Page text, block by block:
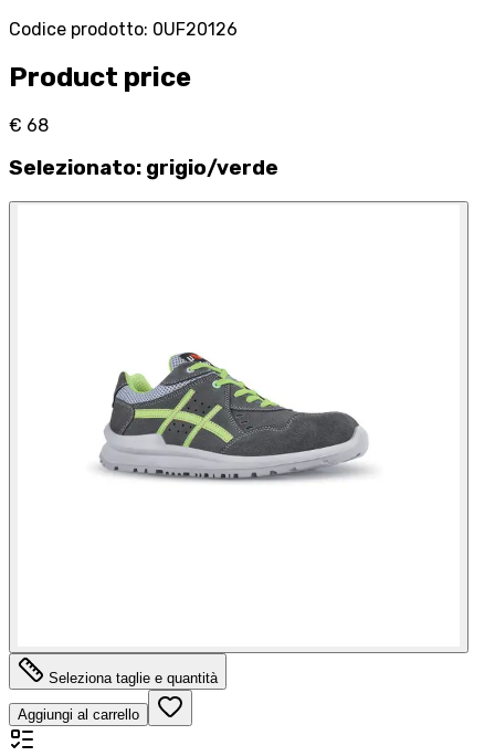
Codice prodotto: 0UF20126
Product price
€ 68
Selezionato: grigio/verde
Seleziona taglie e quantità
Aggiungi al carrello